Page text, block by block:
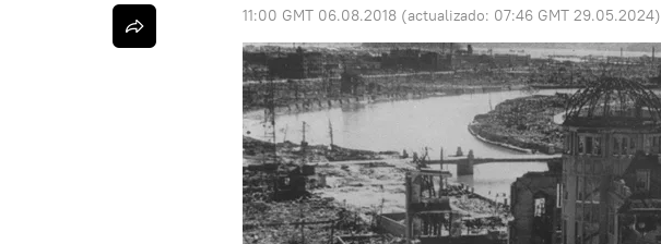
11:00 GMT 06.08.2018 (actualizado: 07:46 GMT 29.05.2024)